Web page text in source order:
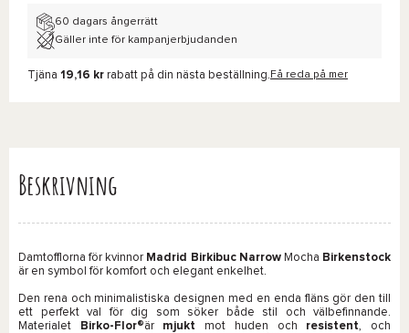
60 dagars ångerrätt
Gäller inte för kampanjerbjudanden
Tjäna 19,16 kr rabatt på din nästa beställning. Få reda på mer
Beskrivning
Damtofflorna för kvinnor Madrid Birkibuc NarrowMocha Birkenstock
är en symbol för komfort och elegant enkelhet.
Den rena och minimalistiska designen med en enda fläns gör den till
ett perfekt val för dig som söker både stil och välbefinnande.
Materialet
Birko-Flor®är mjukt mot huden och resistent, och